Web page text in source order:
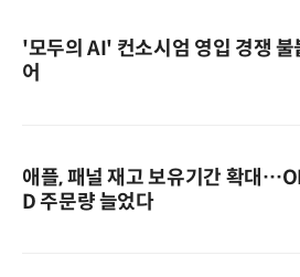
'모두의 AI' 컨소시엄 영입 경쟁 불
어
애플, 패널 재고 보유기간 확대
D 주문량 늘었다